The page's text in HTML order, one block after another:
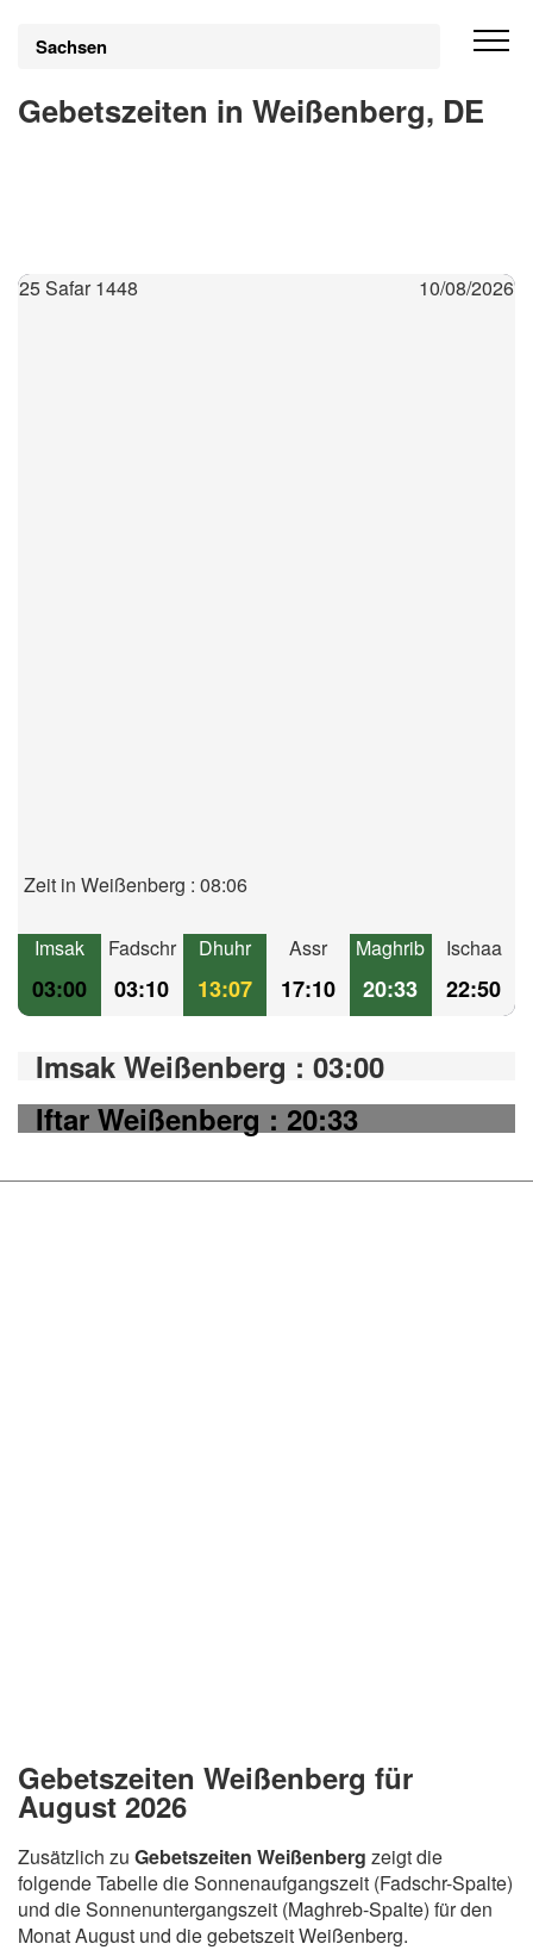
Sachsen
Gebetszeiten in Weißenberg, DE
25 Safar 1448 10/08/2026
Zeit in Weißenberg : 08:06
Imsak
03:00
Fadschr
03:10
Dhuhr
13:07
Assr
17:10
Maghrib
20:33
Ischaa
22:50
Imsak Weißenberg : 03:00
Iftar Weißenberg : 20:33
Gebetszeiten Weißenberg für
August 2026
Zusätzlich zu Gebetszeiten Weißenberg zeigt die
folgende Tabelle die Sonnenaufgangszeit (Fadschr-Spalte)
und die Sonnenuntergangszeit (Maghreb-Spalte) für den
Monat August und die gebetszeit Weißenberg.